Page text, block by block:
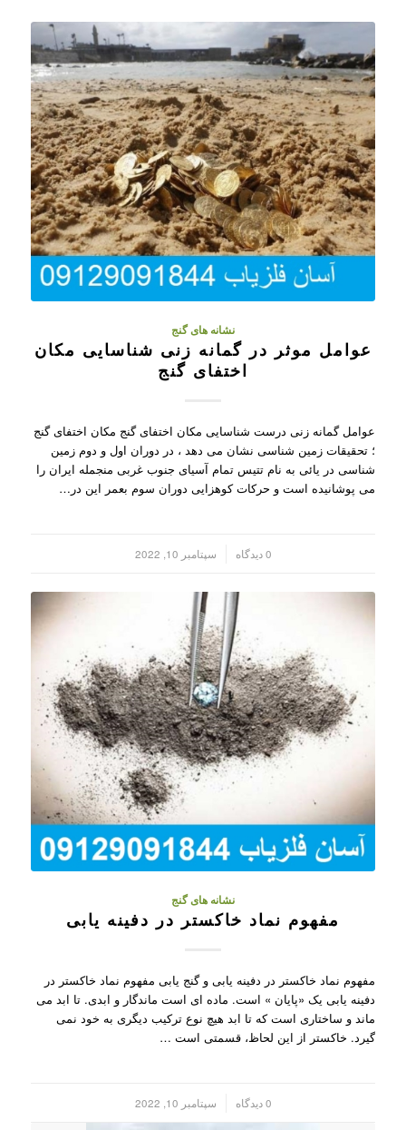
نشانه های گنج
عوامل موثر در گمانه زنی شناسایی مکان
اختفای گنج
عوامل گمانه زنی درست شناسایی مکان اختفای گنج مکان اختفای گنج
؛ تحقیقات زمین شناسی نشان می دهد ، در دوران اول و دوم زمین
شناسی در یائی به نام تتیس تمام آسیای جنوب غربی منجمله ایران را
می پوشانیده است و حرکات کوهزایی دوران سوم بعمر این در…
0 دیدگاه سپتامبر 10, 2022
نشانه های گنج
مفهوم نماد خاکستر در دفینه یابی
مفهوم نماد خاکستر در دفینه یابی و گنج یابی مفهوم نماد خاکستر در
دفینه یابی یک «پایان » است. ماده ای است ماندگار و ابدی. تا ابد می
ماند و ساختاری است که تا ابد هیچ نوع ترکیب دیگری به خود نمی
گیرد. خاکستر از این لحاظ، قسمتی است …
0 دیدگاه سپتامبر 10, 2022